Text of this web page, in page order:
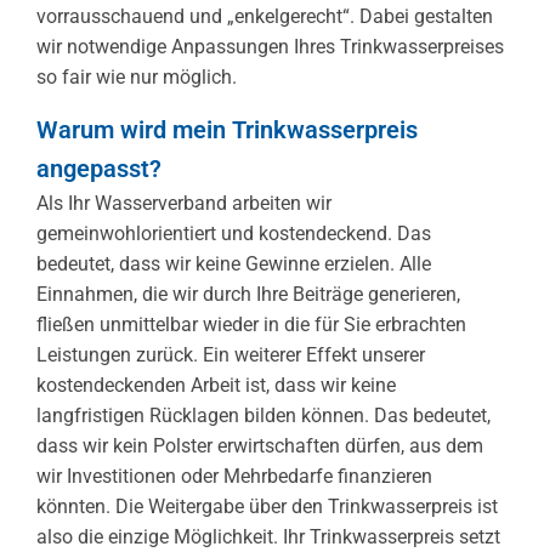
vorrausschauend und „enkelgerecht“. Dabei gestalten
wir notwendige Anpassungen Ihres Trinkwasserpreises
so fair wie nur möglich.
Warum wird mein Trinkwasserpreis
angepasst?
Als Ihr Wasserverband arbeiten wir
gemeinwohlorientiert und kostendeckend. Das
bedeutet, dass wir keine Gewinne erzielen. Alle
Einnahmen, die wir durch Ihre Beiträge generieren,
fließen unmittelbar wieder in die für Sie erbrachten
Leistungen zurück. Ein weiterer Effekt unserer
kostendeckenden Arbeit ist, dass wir keine
langfristigen Rücklagen bilden können. Das bedeutet,
dass wir kein Polster erwirtschaften dürfen, aus dem
wir Investitionen oder Mehrbedarfe finanzieren
könnten. Die Weitergabe über den Trinkwasserpreis ist
also die einzige Möglichkeit. Ihr Trinkwasserpreis setzt